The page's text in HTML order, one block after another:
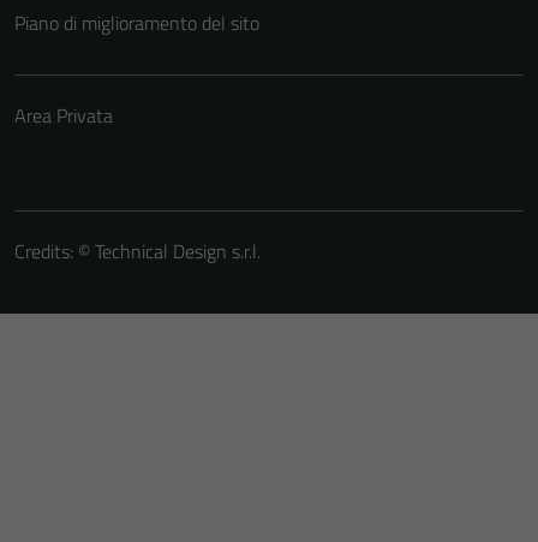
Piano di miglioramento del sito
Area Privata
Credits: ©Technical Design s.r.l.